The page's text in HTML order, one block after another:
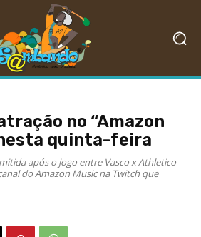
no “Amazon
quinta-feira
após o jogo entre Vasco x Athletico-
do Amazon Music na Twitch que